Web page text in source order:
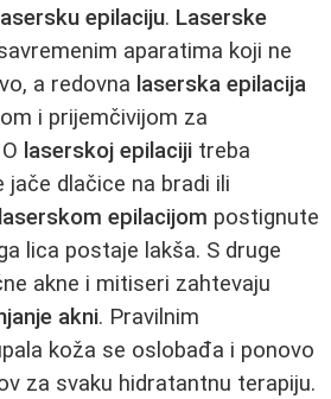
lasersku epilaciju. Laserske
aparatima koji ne
a redovna laserska epilacija
i prijemčivijom za
laserskoj epilaciji treba
dlačice na bradi ili
laserskom epilacijom postignute
lica postaje lakša. S druge
akne i mitiseri zahtevaju
akni. Pravilnim
koža se oslobađa i ponovo
za svaku hidratantnu terapiju.